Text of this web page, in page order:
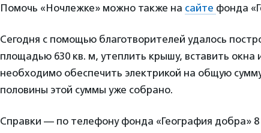
Помочь «Ночлежке» можно также на сайте фонда
Сегодня с помощью благотворителей удалось
площадью 630 кв. м, утеплить крышу, вставить окна
необходимо обеспечить электрикой на общую
половины этой суммы уже собрано.
Справки — по телефону фонда «География добра» 8